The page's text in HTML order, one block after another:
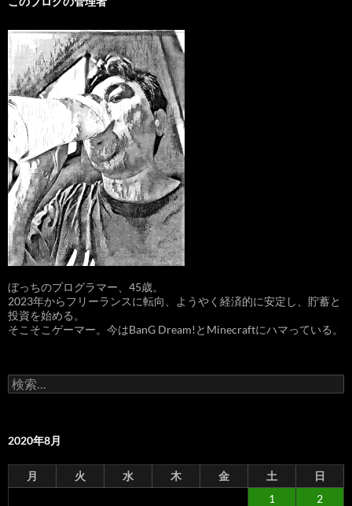
ぼっちのプログラマー、45歳。
2023年からフリーランスに転向、ようやく経済的に安定し、貯蓄と
投資を始める。
そこそこゲーマー。今はBanG Dream!とMinecraftにハマっている。
検
索:
2020年8月
月 火 水 木 金 土
日
1
2